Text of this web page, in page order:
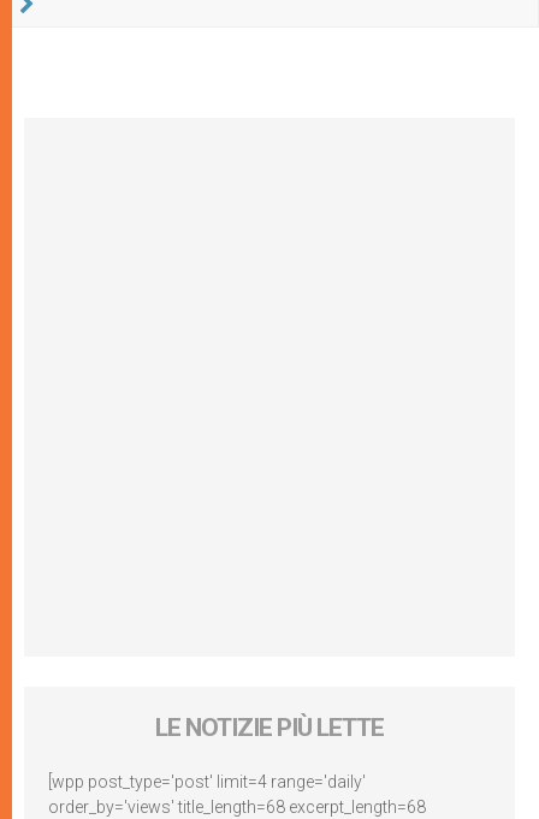
LE NOTIZIE PIÙ LETTE
[wpp post_type='post' limit=4 range='daily'
order_by='views' title_length=68 excerpt_length=68